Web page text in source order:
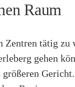
Raum
Zentren tätig zu
gehen